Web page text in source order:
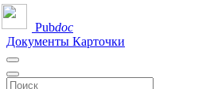
Pubdoc
Документы Карточки